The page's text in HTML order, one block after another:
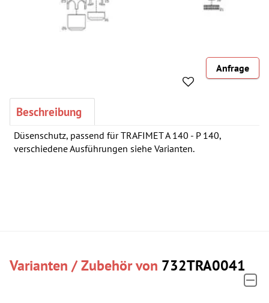
Anfrage
Beschreibung
Düsenschutz, passend für TRAFIMET A 140 - P 140,
verschiedene Ausführungen siehe Varianten.
Varianten / Zubehör von 732TRA0041